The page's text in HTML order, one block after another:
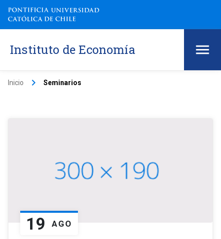
Instituto de Economía
Inicio keyboard_arrow_right Seminarios
19 AGO